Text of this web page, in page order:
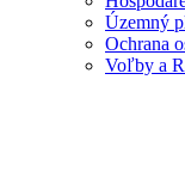
Územný
Ochrana
Voľby a